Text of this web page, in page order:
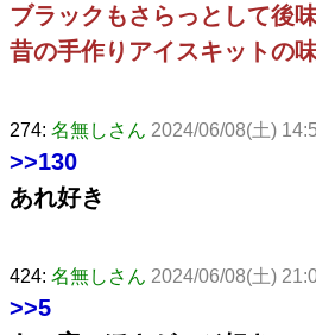
ブラックもさらっとして後
昔の手作りアイスキットの
274: 名無しさん 2024/06/08(土)
>>130
あれ好き
424: 名無しさん 2024/06/08(土)
>>5